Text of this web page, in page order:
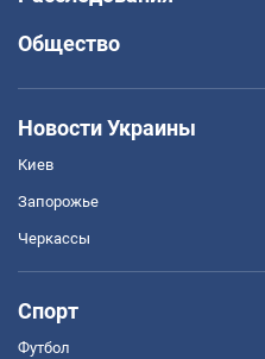
Общество
Новости Украины
Киев
Запорожье
Черкассы
Спорт
Футбол